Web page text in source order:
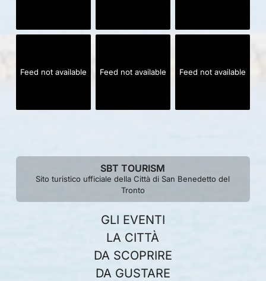
Feed not available Feed not available Feed not available
SBT TOURISM
Sito turistico ufficiale della Città di San Benedetto del
Tronto
GLI EVENTI
LA CITTÀ
DA SCOPRIRE
DA GUSTARE